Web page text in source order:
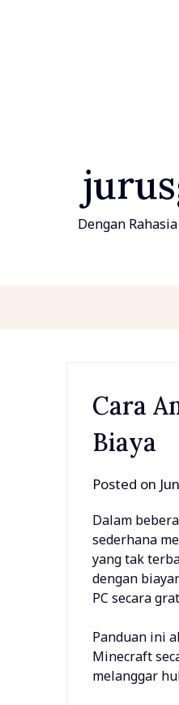
Dengan
Cara
Biaya
Posted on
Dalam
sederhana
yang tak
dengan
PC secara
Panduan ini
Minecraft
melanggar